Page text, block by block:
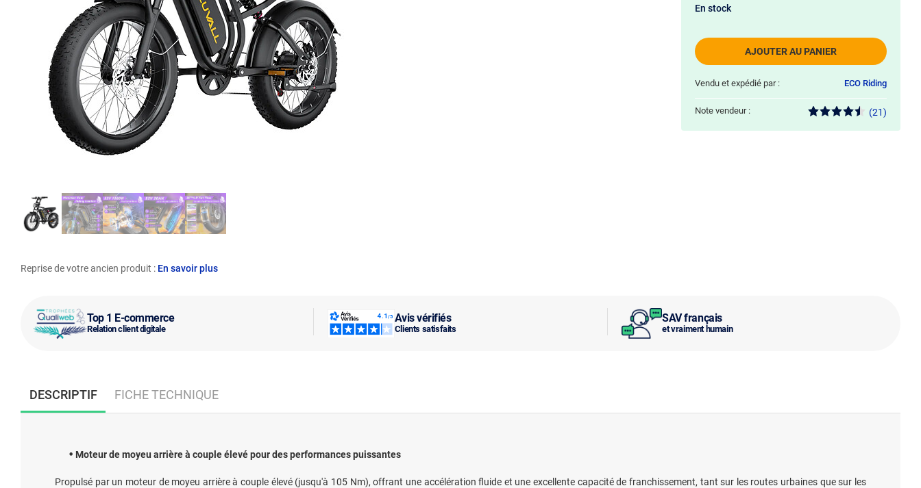
Top 1 E-commerce
Relation client digitale
Avis vérifiés
Clients satisfaits
SAV français
et vraiment humain
Reprise de votre ancien produit : En savoir plus
AJOUTER AU PANIER
En stock
Vendu et expédié par : ECO Riding
Note vendeur : (21)
DESCRIPTIF FICHE TECHNIQUE
Moteur de moyeu arrière à couple élevé pour des performances puissantes
Propulsé par un moteur de moyeu arrière à couple élevé (jusqu'à 105 Nm), offrant une accélération fluide et une excellente capacité de franchissement, tant sur les routes urbaines que sur les